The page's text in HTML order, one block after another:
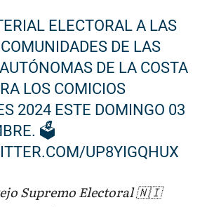
ELECTORAL A LAS
DE LAS
DE LA COSTA
LOS COMICIOS
2024 ESTE DOMINGO 03
🗳
UP8YIGQHUX
Supremo Electoral 🇳🇮